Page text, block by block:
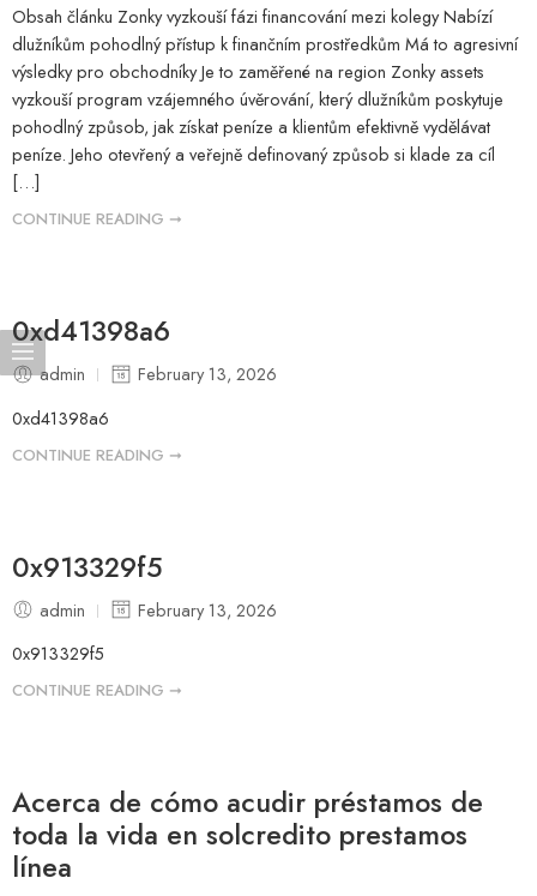
Obsah článku Zonky vyzkouší fázi financování mezi kolegy Nabízí
dlužníkům pohodlný přístup k finančním prostředkům Má to agresivní
výsledky pro obchodníky Je to zaměřené na region Zonky assets
vyzkouší program vzájemného úvěrování, který dlužníkům poskytuje
pohodlný způsob, jak získat peníze a klientům efektivně vydělávat
peníze. Jeho otevřený a veřejně definovaný způsob si klade za cíl
[…]
CONTINUE READING ➞
0xd41398a6
admin
February 13, 2026
0xd41398a6
CONTINUE READING ➞
0x913329f5
admin
February 13, 2026
0x913329f5
CONTINUE READING ➞
Acerca de cómo acudir préstamos de
toda la vida en solcredito prestamos
línea